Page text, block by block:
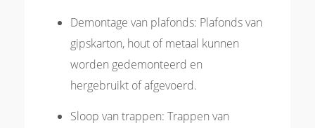
Demontage van plafonds: Plafonds van
gipskarton, hout of metaal kunnen
worden gedemonteerd en
hergebruikt of afgevoerd.
Sloop van trappen: Trappen van